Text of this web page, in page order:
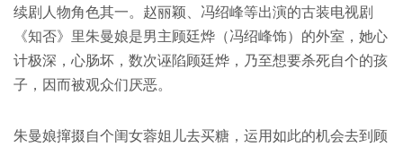
续剧人物角色其一。赵丽颖、冯绍峰等出演的古装电视剧
《知否》里朱曼娘是男主顾廷烨（冯绍峰饰）的外室，她心
计极深，心肠坏，数次诬陷顾廷烨，乃至想要杀死自个的孩
子，因而被观众们厌恶。
朱曼娘撺掇自个闺女蓉姐儿去买糖，运用如此的机会去到顾